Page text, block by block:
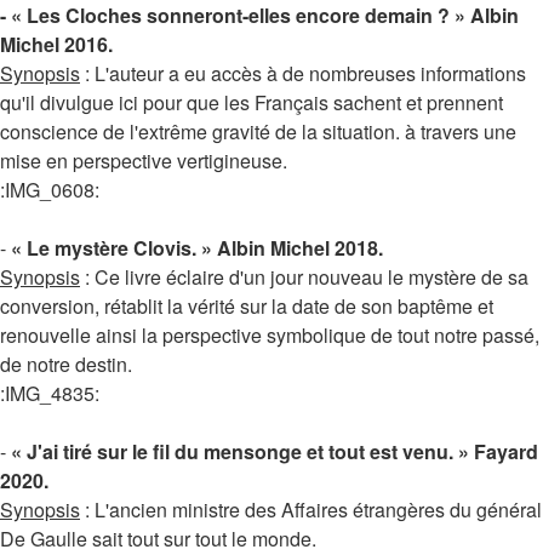
- « Les Cloches sonneront-elles encore demain ? » Albin
Michel 2016.
Synopsis : L'auteur a eu accès à de nombreuses informations
qu'il divulgue ici pour que les Français sachent et prennent
conscience de l'extrême gravité de la situation. à travers une
mise en perspective vertigineuse.
:IMG_0608:
- « Le mystère Clovis. » Albin Michel 2018.
Synopsis : Ce livre éclaire d'un jour nouveau le mystère de sa
conversion, rétablit la vérité sur la date de son baptême et
renouvelle ainsi la perspective symbolique de tout notre passé,
de notre destin.
:IMG_4835:
- « J'ai tiré sur le fil du mensonge et tout est venu. » Fayard
2020.
Synopsis : L'ancien ministre des Affaires étrangères du général
De Gaulle sait tout sur tout le monde.